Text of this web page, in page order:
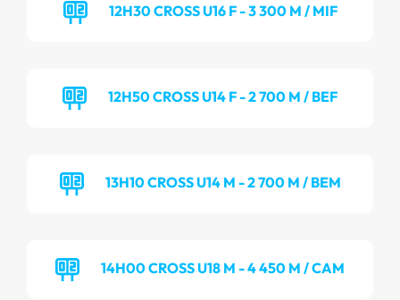
12H30 CROSS U16 F - 3 300 M / MIF
12H50 CROSS U14 F - 2 700 M / BEF
13H10 CROSS U14 M - 2 700 M / BEM
14H00 CROSS U18 M - 4 450 M / CAM